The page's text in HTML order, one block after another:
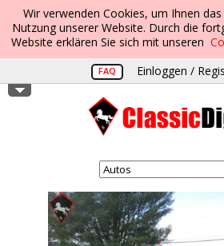
Wir verwenden Cookies, um Ihnen
Nutzung unserer Website. Durch die
Website erklären Sie sich mit unseren
FAQ Einloggen /